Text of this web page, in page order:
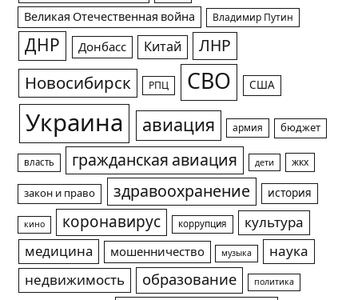
Великая Отечественная война Владимир Путин
ДНР Донбасс Китай ЛНР
Новосибирск РПЦ СВО США
Украина авиация армия бюджет
власть гражданская авиация дети жкх
закон и право здравоохранение история
кино коронавирус коррупция
культура
медицина
мошенничество музыка
наука
недвижимость
образование политика